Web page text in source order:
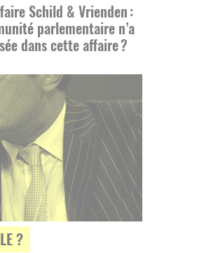
Schild & Vrienden :
parlementaire n’a
dans cette affaire ?
?